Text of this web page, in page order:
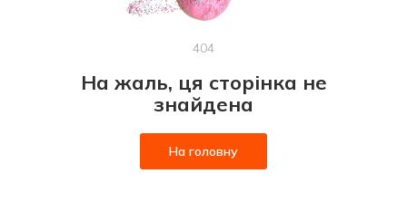
404
На жаль, ця сторінка не
знайдена
На головну